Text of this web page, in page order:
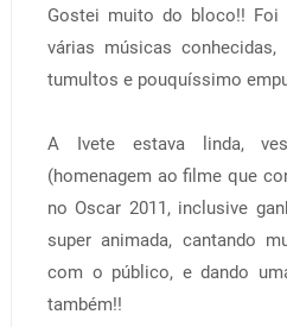
Gostei muito do bloco!! Foi
várias músicas
tumultos e pouquíssimo
A Ivete estava linda,
(homenagem ao filme que
no Oscar 2011, inclusive
super animada, cantando
com o público, e dando
também!!